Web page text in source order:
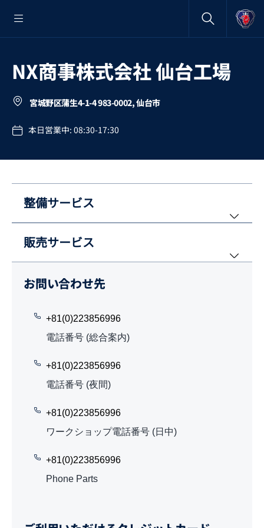
NX商事株式会社 仙台工場
宮城野区蒲生4-1-4 983-0002, 仙台市
本日営業中: 08:30-17:30
整備サービス
販売サービス
お問い合わせ先
+81(0)223856996
電話番号 (総合案内)
+81(0)223856996
電話番号 (夜間)
+81(0)223856996
ワークショップ電話番号 (日中)
+81(0)223856996
Phone Parts